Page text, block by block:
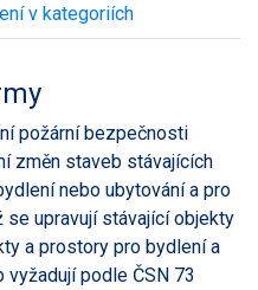
v kategoriích
požární bezpečnosti
změn staveb stávajících
nebo ubytování a pro
se upravují stávající objekty
a prostory pro bydlení a
podle ČSN 73